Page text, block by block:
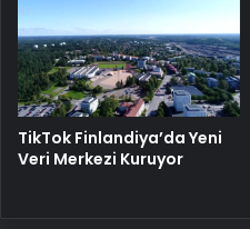
TikTok Finlandiya’da Yeni
Veri Merkezi Kuruyor